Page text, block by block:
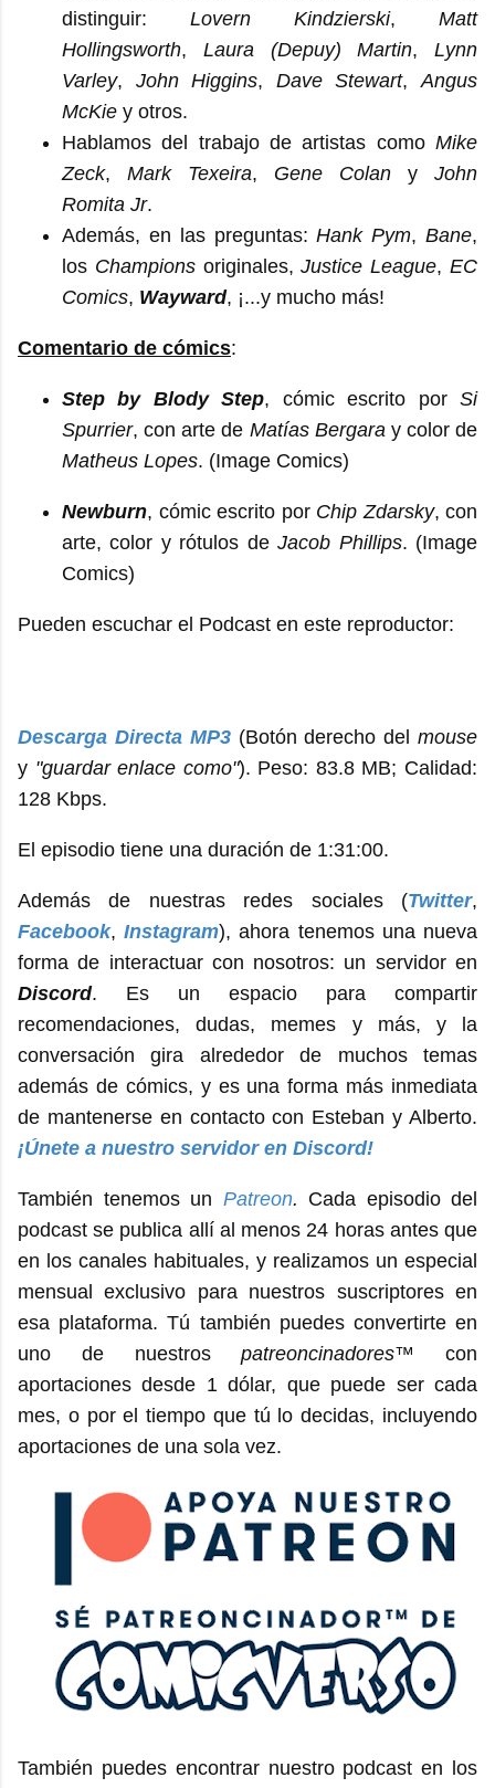
distinguir: Lovern Kindzierski, Matt
Hollingsworth, Laura (Depuy) Martin, Lynn
Varley, John Higgins, Dave Stewart,Angus
McKie y otros.
Hablamos del trabajo de artistas como Mike
Zeck, Mark Texeira, Gene Colan y John
Romita Jr.
Además, en las preguntas:Hank Pym,Bane,
los Championsoriginales,Justice League,EC
Comics, Wayward, ¡...y mucho más!
Comentario de cómics:
Step by Blody Step, cómic escrito porSi
Spurrier, con arte de Matías Bergara y color de
Matheus Lopes. (Image Comics)
Newburn, cómic escrito por Chip Zdarsky, con
arte, color y rótulos deJacob Phillips. (Image
Comics)
Pueden escuchar el Podcast en este reproductor:
Descarga Directa MP3(Botón derecho delmouse
y "guardar enlace como"). Peso: 83.8 MB; Calidad:
128 Kbps.
El episodio tiene una duración de 1:31:00.
Además de nuestras redes sociales (Twitter,
Facebook,Instagram), ahora tenemos una nueva
forma de interactuar con nosotros: un servidor en
Discord. Es un espacio para compartir
recomendaciones, dudas, memes y más, y la
conversación gira alrededor de muchos temas
además de cómics, y es una forma más inmediata
de mantenerse en contacto con Esteban y Alberto.
¡Únete a nuestro servidor en Discord!
También tenemos un Patreon. Cada episodio del
podcast se publica allí al menos 24 horas antes que
en los canales habituales, y realizamos un especial
mensual exclusivo para nuestros suscriptores en
esa plataforma. Tú también puedes convertirte en
uno de nuestrospatreoncinadores™ con
aportaciones desde 1 dólar, que puede ser cada
mes, o por el tiempo que tú lo decidas, incluyendo
aportaciones de una sola vez.
También puedes encontrar nuestro podcast en los